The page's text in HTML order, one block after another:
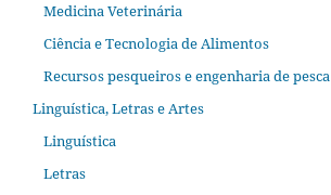
Medicina Veterinária
Ciência e Tecnologia de Alimentos
Recursos pesqueiros e engenharia de pesca
Linguística, Letras e Artes
Linguística
Letras